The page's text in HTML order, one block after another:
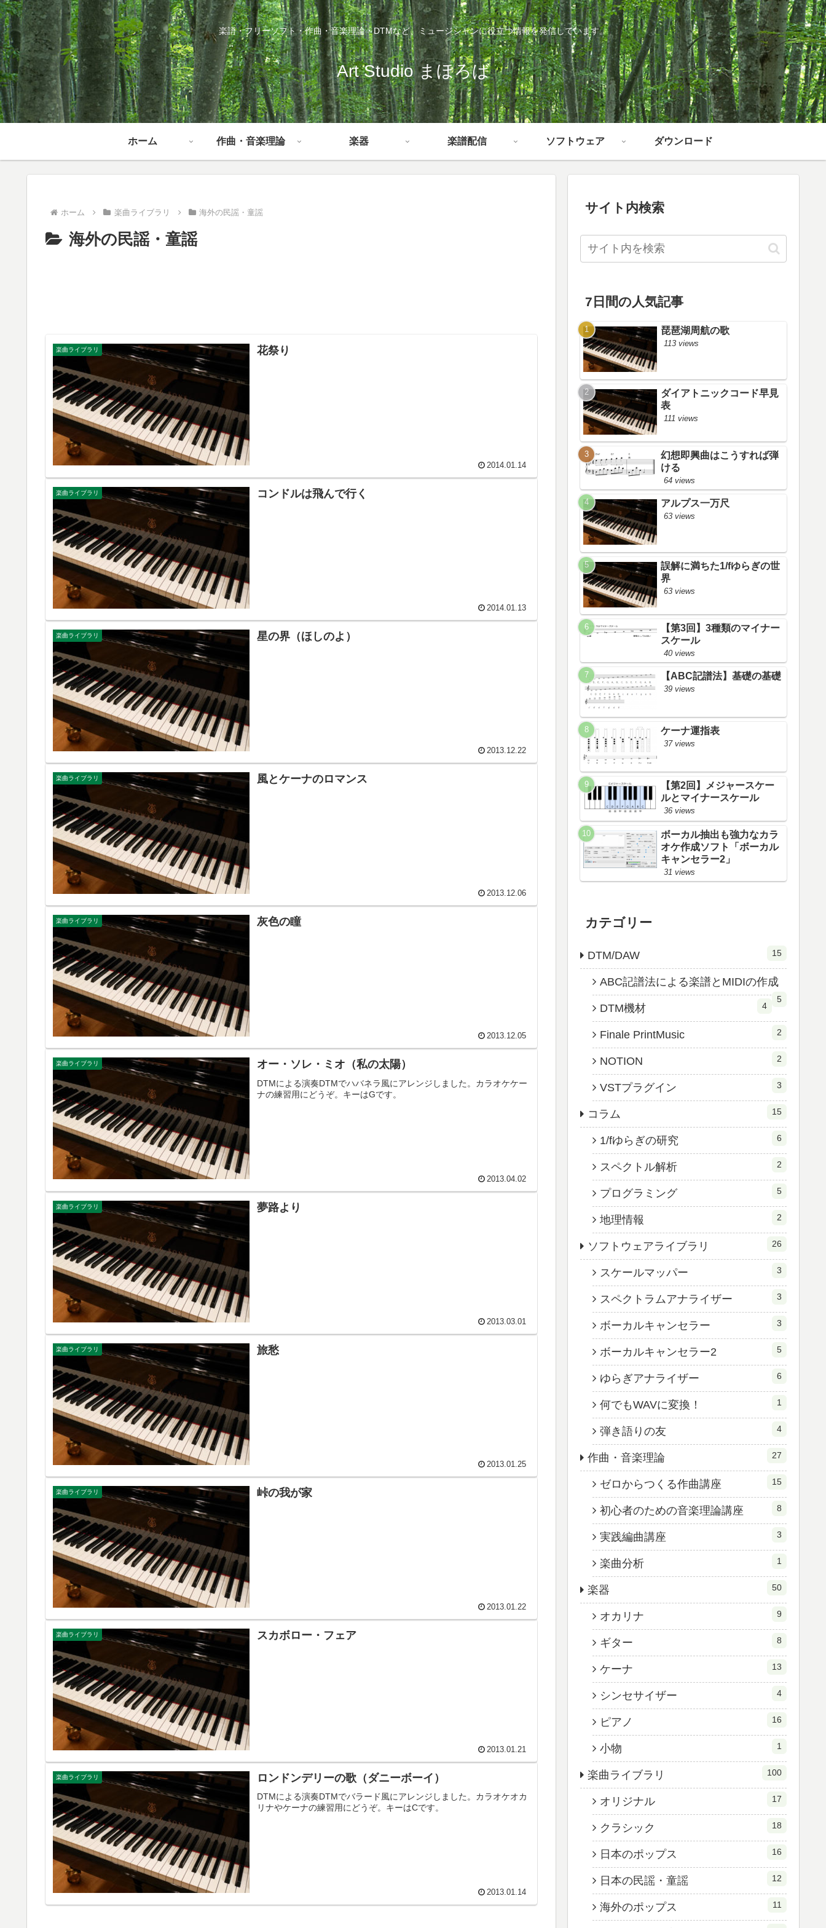
楽譜・フリーソフト・作曲・音楽理論・DTMなど、ミュージシャンに役立つ情報を発信しています。
Art Studio まほろば
ホーム 作曲・音楽理論 楽器 楽譜配信 ソフトウェア ダウンロード
ホーム 楽曲ライブラリ 海外の民謡・童謡
海外の民謡・童謡
楽曲ライブラリ 花祭り
2014.01.14
楽曲ライブラリ コンドルは飛んで行く
2014.01.13
楽曲ライブラリ 星の界（ほしのよ）
2013.12.22
楽曲ライブラリ 風とケーナのロマンス
2013.12.06
楽曲ライブラリ 灰色の瞳
2013.12.05
楽曲ライブラリ オー・ソレ・ミオ（私の太陽）
DTMによる演奏DTMでハバネラ風にアレンジしました。カラオケケー
ナの練習用にどうぞ。キーはGです。
2013.04.02
楽曲ライブラリ 夢路より
2013.03.01
楽曲ライブラリ 旅愁
2013.01.25
楽曲ライブラリ 峠の我が家
2013.01.22
楽曲ライブラリ スカボロー・フェア
2013.01.21
楽曲ライブラリ ロンドンデリーの歌（ダニーボーイ）
DTMによる演奏DTMでバラード風にアレンジしました。カラオケオカ
リナやケーナの練習用にどうぞ。キーはCです。
2013.01.14
サイト内検索
7日間の人気記事
琵琶湖周航の歌
113 views
ダイアトニックコード早見
表
111 views
幻想即興曲はこうすれば弾
ける
64 views
アルプス一万尺
63 views
誤解に満ちた1/fゆらぎの世
界
63 views
【第3回】3種類のマイナー
スケール
40 views
【ABC記譜法】基礎の基礎
39 views
ケーナ運指表
37 views
【第2回】メジャースケー
ルとマイナースケール
36 views
ボーカル抽出も強力なカラ
オケ作成ソフト「ボーカル
キャンセラー2」
31 views
カテゴリー
DTM/DAW 15
ABC記譜法による楽譜とMIDIの作成
5
DTM機材 4
Finale PrintMusic 2
NOTION 2
VSTプラグイン 3
コラム 15
1/fゆらぎの研究 6
スペクトル解析 2
プログラミング 5
地理情報 2
ソフトウェアライブラリ 26
スケールマッパー 3
スペクトラムアナライザー 3
ボーカルキャンセラー 3
ボーカルキャンセラー2 5
ゆらぎアナライザー 6
何でもWAVに変換！ 1
弾き語りの友 4
作曲・音楽理論 27
ゼロからつくる作曲講座 15
初心者のための音楽理論講座 8
実践編曲講座 3
楽曲分析 1
楽器 50
オカリナ 9
ギター 8
ケーナ 13
シンセサイザー 4
ピアノ 16
小物 1
楽曲ライブラリ 100
オリジナル 17
クラシック 18
日本のポップス 16
日本の民謡・童謡 12
海外のポップス 11